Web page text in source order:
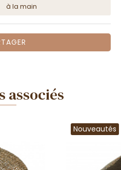
à la main
associés
Nouveautés